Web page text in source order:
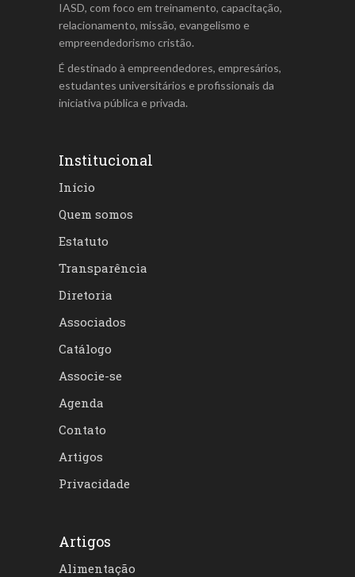
IASD, com foco em treinamento, capacitação,
relacionamento, missão, evangelismo e
empreendedorismo cristão.
É destinado à empreendedores, empresários,
estudantes universitários e profissionais da
iniciativa pública e privada.
Institucional
Início
Quem somos
Estatuto
Transparência
Diretoria
Associados
Catálogo
Associe-se
Agenda
Contato
Artigos
Privacidade
Artigos
Alimentação